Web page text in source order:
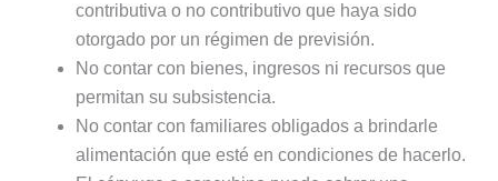
contributiva o no contributivo que haya sido
otorgado por un régimen de previsión.
No contar con bienes, ingresos ni recursos que
permitan su subsistencia.
No contar con familiares obligados a brindarle
alimentación que esté en condiciones de hacerlo.